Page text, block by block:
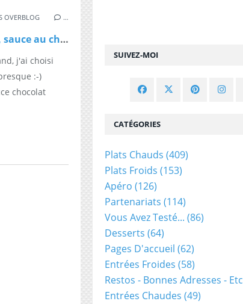
OVERBLOG …
Brochettes de fruits, sauce au chocolat
j'ai choisi
:-)
chocolat
SUIVEZ-MOI
CATÉGORIES
Plats Chauds (409)
Plats Froids (153)
Apéro (126)
Partenariats (114)
Vous Avez Testé... (86)
Desserts (64)
Pages D'accueil (62)
Entrées Froides (58)
Restos - Bonnes Adresses - Etc
Entrées Chaudes (49)